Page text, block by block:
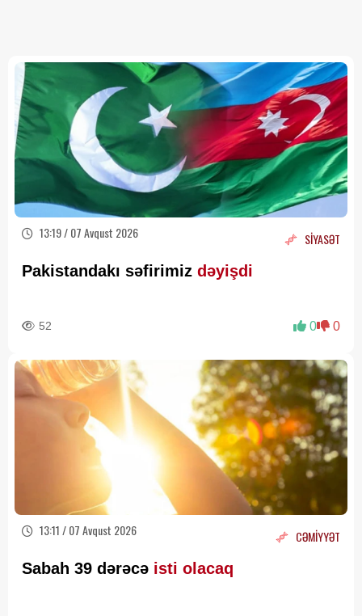
13:19 / 07 Avqust 2026 SİYASƏT
Pakistandakı səfirimiz dəyişdi
52 0 0
13:11 / 07 Avqust 2026 CƏMİYYƏT
Sabah 39 dərəcə isti olacaq